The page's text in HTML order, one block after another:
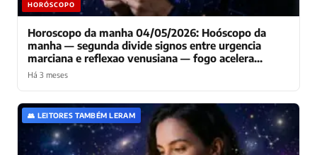
HORÓSCOPO
Horoscopo da manha 04/05/2026: Hoóscopo da
manha — segunda divide signos entre urgencia
marciana e reflexao venusiana — fogo acelera
enquanto terra consolida
Há 3 meses
👥 LEITORES TAMBÉM LERAM